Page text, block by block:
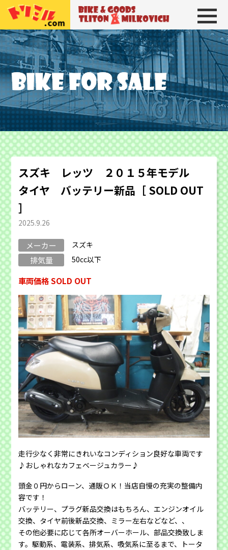
トリトン＆ミルコビッチ BIKE＆
スズキ レッツ ２０１５年モデル
タイヤ バッテリー新品［ SOLD OUT
］
2025.9.26
メーカー スズキ
排気量 50cc以下
車両価格 SOLD OUT
走行少なく非常にきれいなコンディション良好な車両です
♪おしゃれなカフェベージュカラー♪
頭金０円からローン、通販ＯＫ！当店自慢の充実の整備内
容です！
バッテリー、プラグ新品交換はもちろん、エンジンオイル
交換、タイヤ前後新品交換、ミラー左右などなど、、
その他必要に応じて各所オーバーホール、部品交換致しま
す。駆動系、電装系、排気系、吸気系に至るまで、トータ